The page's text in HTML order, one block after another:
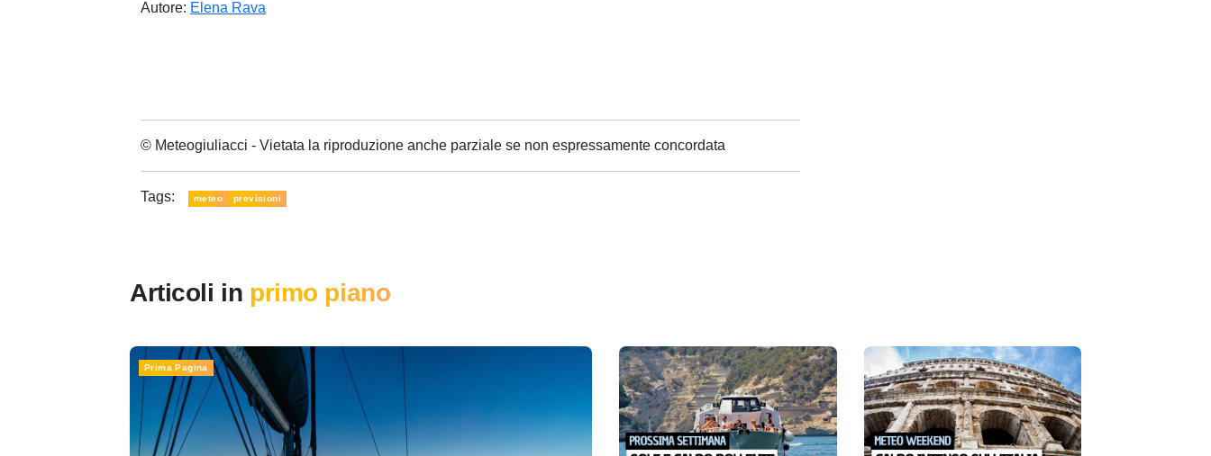
Autore: Elena Rava
© Meteogiuliacci - Vietata la riproduzione anche parziale se non espressamente concordata
Tags: meteo previsioni
Articoli in primo piano
Prima Pagina